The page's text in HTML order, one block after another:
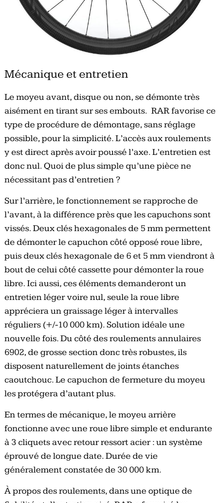
Mécanique et entretien
Le moyeu avant, disque ou non, se démonte très
aisément en tirant sur ses embouts. RAR favorise ce
type de procédure de démontage, sans réglage
possible, pour la simplicité. L’accès aux roulements
y est direct après avoir poussé l’axe. L’entretien est
donc nul. Quoi de plus simple qu’une pièce ne
nécessitant pas d’entretien ?
Sur l’arrière, le fonctionnement se rapproche de
l’avant, à la différence près que les capuchons sont
vissés. Deux clés hexagonales de 5 mm permettent
de démonter le capuchon côté opposé roue libre,
puis deux clés hexagonale de 6 et 5 mm viendront à
bout de celui côté cassette pour démonter la roue
libre. Ici aussi, ces éléments demanderont un
entretien léger voire nul, seule la roue libre
appréciera un graissage léger à intervalles
réguliers (+/-10 000 km). Solution idéale une
nouvelle fois. Du côté des roulements annulaires
6902, de grosse section donc très robustes, ils
disposent naturellement de joints étanches
caoutchouc. Le capuchon de fermeture du moyeu
les protégera d’autant plus.
En termes de mécanique, le moyeu arrière
fonctionne avec une roue libre simple et endurante
à 3 cliquets avec retour ressort acier : un système
éprouvé de longue date. Durée de vie
généralement constatée de 30 000 km.
À propos des roulements, dans une optique de